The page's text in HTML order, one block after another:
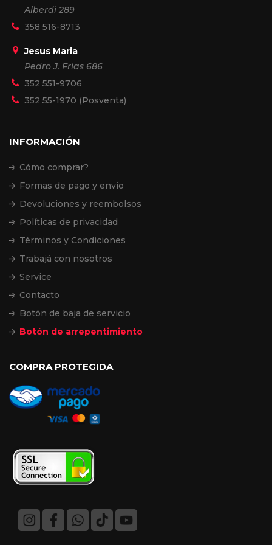
Alberdi 289
358 516-8713
Jesus Maria
Pedro J. Frias 686
352 551-9706
352 55-1970 (Posventa)
INFORMACIÓN
Cómo comprar?
Formas de pago y envío
Devoluciones y reembolsos
Políticas de privacidad
Términos y Condiciones
Trabajá con nosotros
Service
Contacto
Botón de baja de servicio
Botón de arrepentimiento
COMPRA PROTEGIDA